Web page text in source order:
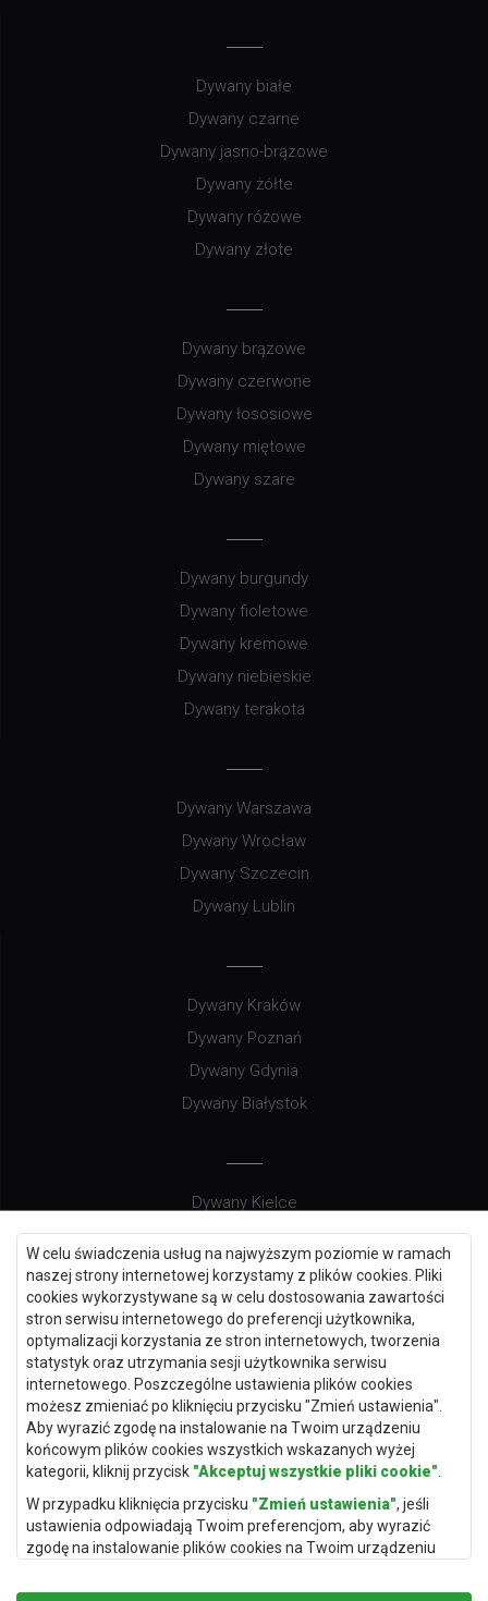
W celu świadczenia usług na najwyższym poziomie w ramach
naszej strony internetowej korzystamy z plików cookies. Pliki
cookies wykorzystywane są w celu dostosowania zawartości
stron serwisu internetowego do preferencji użytkownika,
optymalizacji korzystania ze stron internetowych, tworzenia
statystyk oraz utrzymania sesji użytkownika serwisu
internetowego. Poszczególne ustawienia plików cookies
możesz zmieniać po kliknięciu przycisku "Zmień ustawienia".
Aby wyrazić zgodę na instalowanie na Twoim urządzeniu
końcowym plików cookies wszystkich wskazanych wyżej
kategorii, kliknij przycisk "Akceptuj wszystkie pliki cookie"
W przypadku kliknięcia przycisku "Zmień ustawienia", jeśli
ustawienia odpowiadają Twoim preferencjom, aby wyrazić
zgodę na instalowanie plików cookies na Twoim urządzeniu
"Zapisz i zaakceptuj".
Dywany białe
Dywany czarne
Dywany jasno-brązowe
Dywany żółte
Dywany różowe
Dywany złote
Dywany brązowe
Dywany czerwone
Dywany łososiowe
Dywany miętowe
Dywany szare
Dywany burgundy
Dywany fioletowe
Dywany kremowe
Dywany niebieskie
Dywany terakota
Dywany Warszawa
Dywany Wrocław
Dywany Szczecin
Dywany Lublin
Dywany Kraków
Dywany Poznań
Dywany Gdynia
Dywany Białystok
Dywany Kielce
Dywany Gdańsk
Dywany Toruń
Dywany Bydgoszcz
Dywany Łódź
Dywany Katowice
Dywany Rzeszów
Dywany Częstochowa